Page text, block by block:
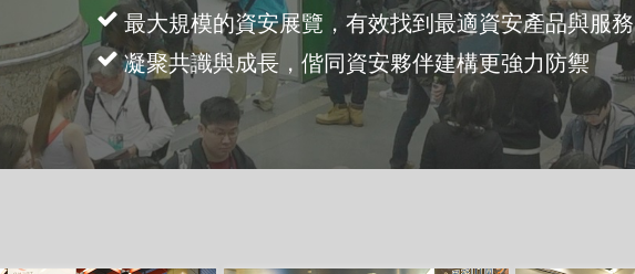
最大規模的資安展覽，有效找到最適資安產品與服務
凝聚共識與成長，偕同資安夥伴建構更強力防禦